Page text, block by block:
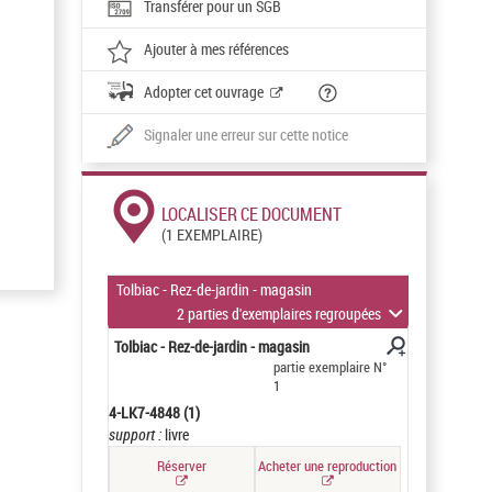
Transférer pour un SGB
Ajouter à mes références
Adopter cet ouvrage
Signaler une erreur sur cette notice
LOCALISER CE DOCUMENT
(1 EXEMPLAIRE)
Tolbiac - Rez-de-jardin - magasin
2 parties d'exemplaires regroupées
Tolbiac - Rez-de-jardin - magasin
partie exemplaire N°
1
4-LK7-4848 (1)
support :livre
Réserver Acheter une reproduction